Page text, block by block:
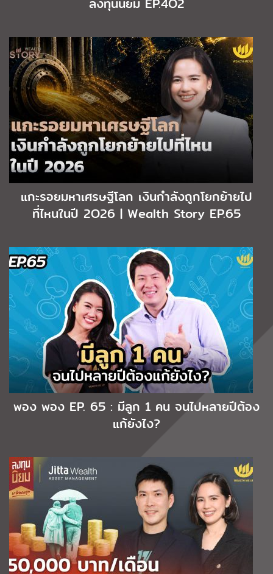
ลงทุนนิยม EP.4O2
แกะรอยมหาเศรษฐีโลก เงินกำลังถูกโยกย้ายไป
ที่ไหนในปี 2O26 | Wealth Story EP.65
พอง พอง EP. 65 : มีลูก 1 คน จนไปหลายปีต้อง
แก้ยังไง?